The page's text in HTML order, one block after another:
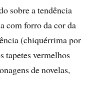
sobre a tendência
com forro da cor da
(chiquérrima por
tapetes vermelhos
de novelas,